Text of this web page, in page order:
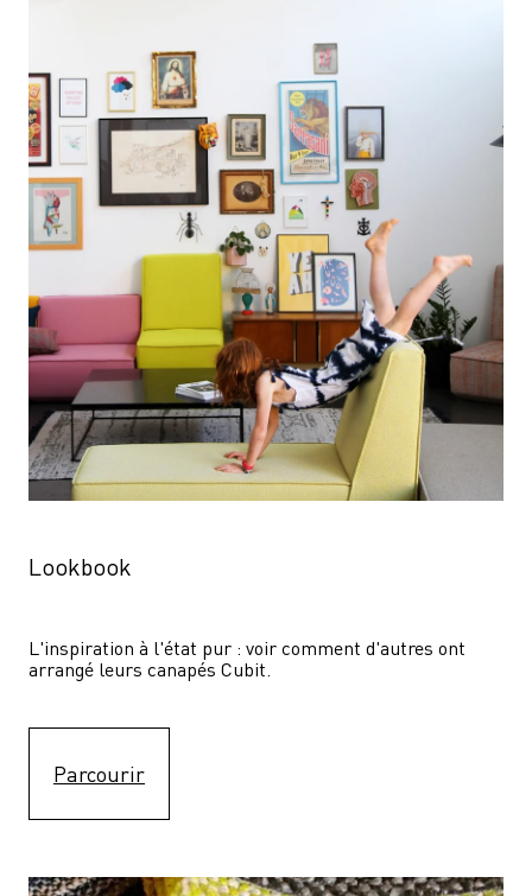
Lookbook
L'inspiration à l'état pur : voir comment d'autres ont
arrangé leurs canapés Cubit.
Parcourir